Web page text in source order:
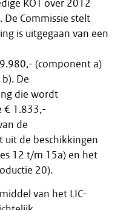
KOT over 2012
Commissie stelt
is uitgegaan van een
(component a)
De
die wordt
€ 1.833,-
de
uit de beschikkingen
12 t/m 15a) en het
20).
van het LIC-